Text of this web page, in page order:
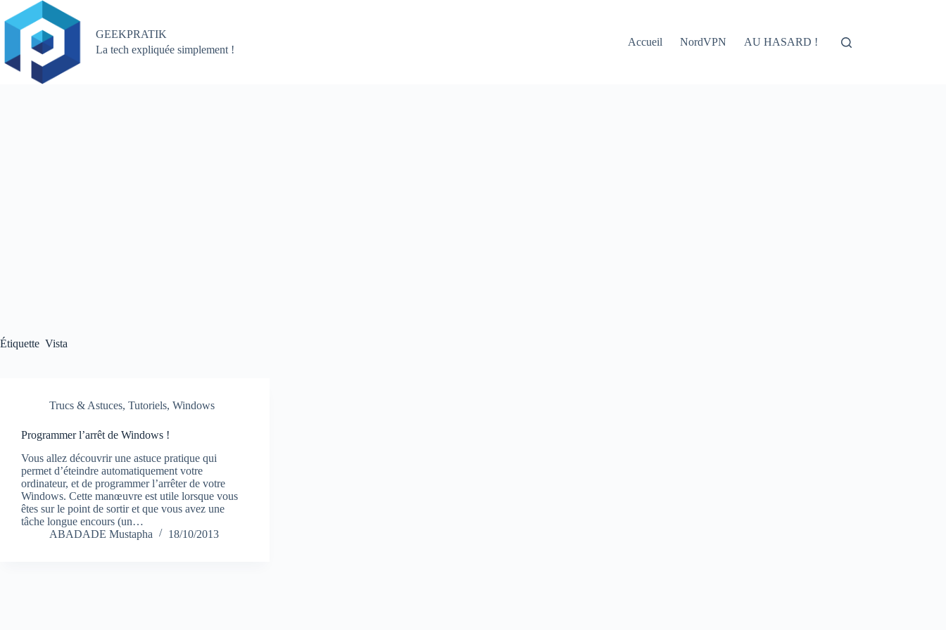
au
contenu
GEEKPRATIK
La tech expliquée simplement !
Accueil NordVPN AU HASARD !
Étiquette Vista
Trucs & Astuces, Tutoriels, Windows
Programmer l’arrêt de Windows !
Vous allez découvrir une astuce pratique qui
permet d’éteindre automatiquement votre
ordinateur, et de programmer l’arrêter de votre
Windows. Cette manœuvre est utile lorsque vous
êtes sur le point de sortir et que vous avez une
tâche longue encours (un…
ABADADE Mustapha
18/10/2013